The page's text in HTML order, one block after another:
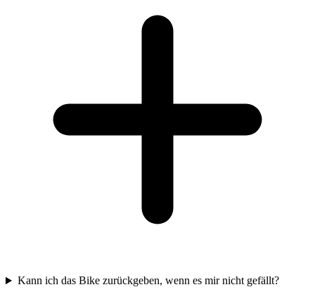
Kann ich das Bike zurückgeben, wenn es mir nicht gefällt?